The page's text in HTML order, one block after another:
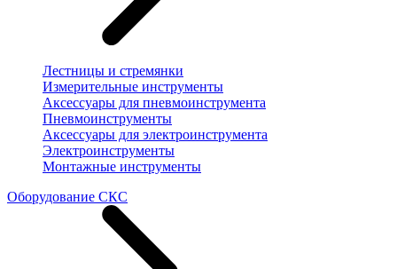
Лестницы и стремянки
Измерительные инструменты
Аксессуары для пневмоинструмента
Пневмоинструменты
Аксессуары для электроинструмента
Электроинструменты
Монтажные инструменты
Оборудование СКС